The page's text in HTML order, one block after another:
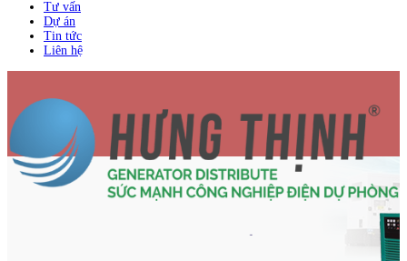
Tư vấn
Dự án
Tin tức
Liên hệ